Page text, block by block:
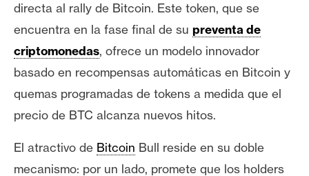
directa al rally de Bitcoin. Este token, que se
encuentra en la fase final de su preventa de
criptomonedas, ofrece un modelo innovador
basado en recompensas automáticas en Bitcoin y
quemas programadas de tokens a medida que el
precio de BTC alcanza nuevos hitos.
El atractivo de Bitcoin Bull reside en su doble
mecanismo: por un lado, promete que los holders